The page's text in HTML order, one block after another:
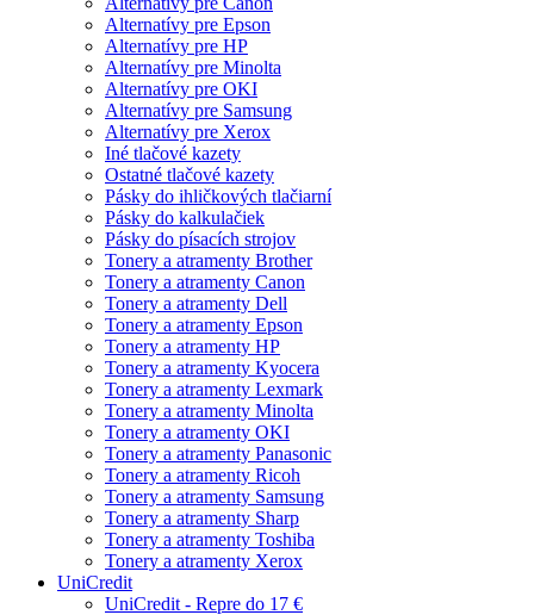
Alternatívy pre Epson
Alternatívy pre HP
Alternatívy pre Minolta
Alternatívy pre OKI
Alternatívy pre Samsung
Alternatívy pre Xerox
Iné tlačové kazety
Ostatné tlačové kazety
Pásky do ihličkových tlačiarní
Pásky do kalkulačiek
Pásky do písacích strojov
Tonery a atramenty Brother
Tonery a atramenty Canon
Tonery a atramenty Dell
Tonery a atramenty Epson
Tonery a atramenty HP
Tonery a atramenty Kyocera
Tonery a atramenty Lexmark
Tonery a atramenty Minolta
Tonery a atramenty OKI
Tonery a atramenty Panasonic
Tonery a atramenty Ricoh
Tonery a atramenty Samsung
Tonery a atramenty Sharp
Tonery a atramenty Toshiba
Tonery a atramenty Xerox
UniCredit
UniCredit - Repre do 17 €